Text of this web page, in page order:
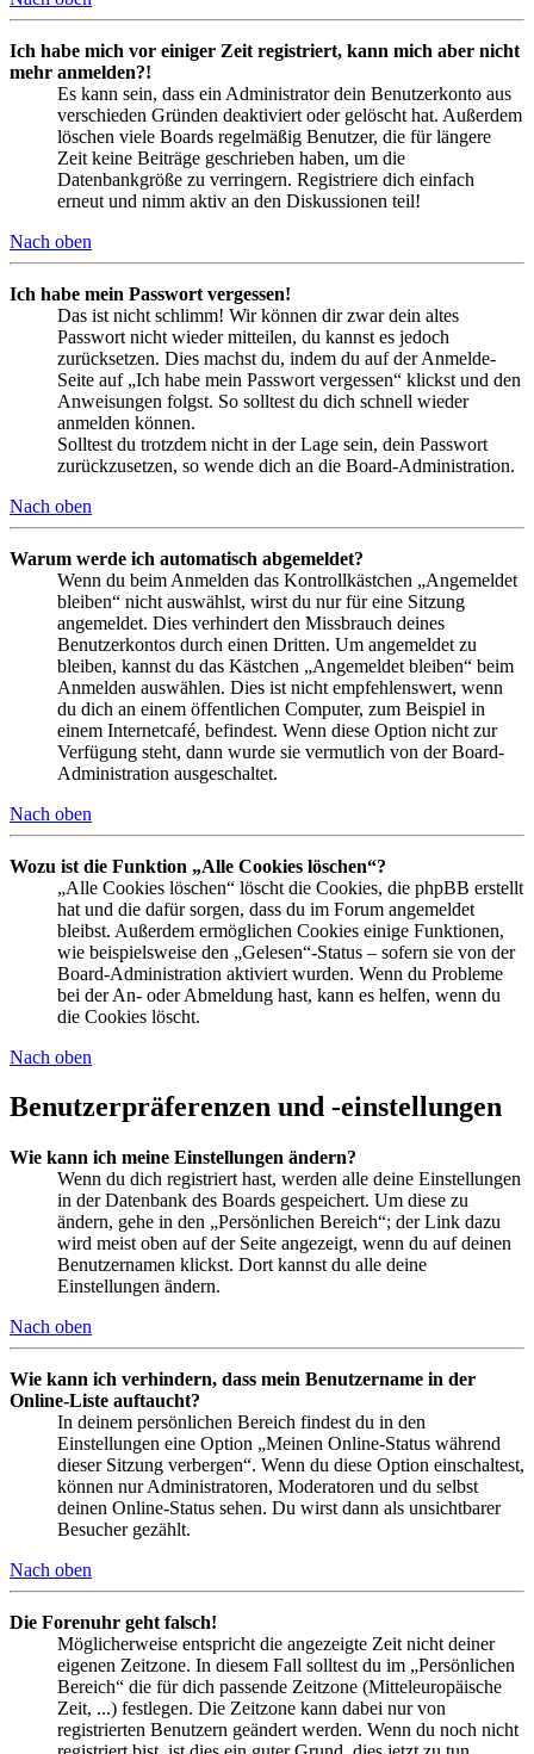
Ich habe mich vor einiger Zeit registriert, kann mich aber nicht
mehr anmelden?!
Es kann sein, dass ein Administrator dein Benutzerkonto aus
verschieden Gründen deaktiviert oder gelöscht hat. Außerdem
löschen viele Boards regelmäßig Benutzer, die für längere
Zeit keine Beiträge geschrieben haben, um die
Datenbankgröße zu verringern. Registriere dich einfach
erneut und nimm aktiv an den Diskussionen teil!
Nach oben
Ich habe mein Passwort vergessen!
Das ist nicht schlimm! Wir können dir zwar dein altes
Passwort nicht wieder mitteilen, du kannst es jedoch
zurücksetzen. Dies machst du, indem du auf der Anmelde-
Seite auf „Ich habe mein Passwort vergessen“ klickst und den
Anweisungen folgst. So solltest du dich schnell wieder
anmelden können.
Solltest du trotzdem nicht in der Lage sein, dein Passwort
zurückzusetzen, so wende dich an die Board-Administration.
Nach oben
Warum werde ich automatisch abgemeldet?
Wenn du beim Anmelden das Kontrollkästchen „Angemeldet
bleiben“ nicht auswählst, wirst du nur für eine Sitzung
angemeldet. Dies verhindert den Missbrauch deines
Benutzerkontos durch einen Dritten. Um angemeldet zu
bleiben, kannst du das Kästchen „Angemeldet bleiben“ beim
Anmelden auswählen. Dies ist nicht empfehlenswert, wenn
du dich an einem öffentlichen Computer, zum Beispiel in
einem Internetcafé, befindest. Wenn diese Option nicht zur
Verfügung steht, dann wurde sie vermutlich von der Board-
Administration ausgeschaltet.
Nach oben
Wozu ist die Funktion „Alle Cookies löschen“?
„Alle Cookies löschen“ löscht die Cookies, die phpBB erstellt
hat und die dafür sorgen, dass du im Forum angemeldet
bleibst. Außerdem ermöglichen Cookies einige Funktionen,
wie beispielsweise den „Gelesen“-Status – sofern sie von der
Board-Administration aktiviert wurden. Wenn du Probleme
bei der An- oder Abmeldung hast, kann es helfen, wenn du
die Cookies löscht.
Nach oben
Benutzerpräferenzen und -einstellungen
Wie kann ich meine Einstellungen ändern?
Wenn du dich registriert hast, werden alle deine Einstellungen
in der Datenbank des Boards gespeichert. Um diese zu
ändern, gehe in den „Persönlichen Bereich“; der Link dazu
wird meist oben auf der Seite angezeigt, wenn du auf deinen
Benutzernamen klickst. Dort kannst du alle deine
Einstellungen ändern.
Nach oben
Wie kann ich verhindern, dass mein Benutzername in der
Online-Liste auftaucht?
In deinem persönlichen Bereich findest du in den
Einstellungen eine Option „Meinen Online-Status während
dieser Sitzung verbergen“. Wenn du diese Option einschaltest,
können nur Administratoren, Moderatoren und du selbst
deinen Online-Status sehen. Du wirst dann als unsichtbarer
Besucher gezählt.
Nach oben
Die Forenuhr geht falsch!
Möglicherweise entspricht die angezeigte Zeit nicht deiner
eigenen Zeitzone. In diesem Fall solltest du im „Persönlichen
Bereich“ die für dich passende Zeitzone (Mitteleuropäische
Zeit, ...) festlegen. Die Zeitzone kann dabei nur von
registrierten Benutzern geändert werden. Wenn du noch nicht